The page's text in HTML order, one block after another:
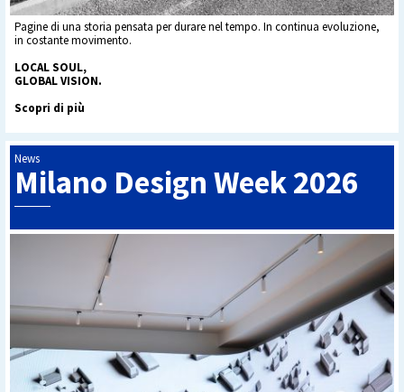
Pagine di una storia pensata per durare nel tempo. In continua evoluzione,
in costante movimento.
LOCAL SOUL,
GLOBAL VISION.
Scopri di più
News
Milano Design Week 2026